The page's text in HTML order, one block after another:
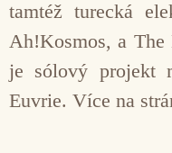
tamtéž turecká
Ah!Kosmos, a
je sólový projekt
Euvrie. Více na